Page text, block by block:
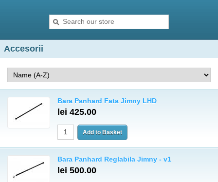
Accesorii
Bara Panhard Fata Jimny LHD
lei 425.00
Bara Panhard Reglabila Jimny - v1
lei 500.00